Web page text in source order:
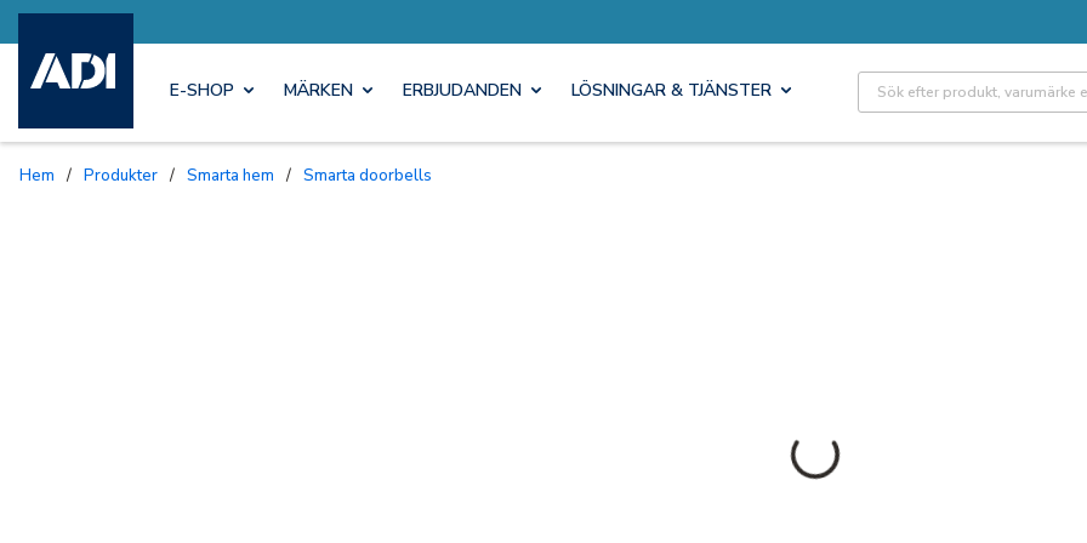
E-SHOP MÄRKEN ERBJUDANDEN LÖSNINGAR & TJÄNSTER Site Search
Hem / Produkter / Smarta hem / Smarta doorbells